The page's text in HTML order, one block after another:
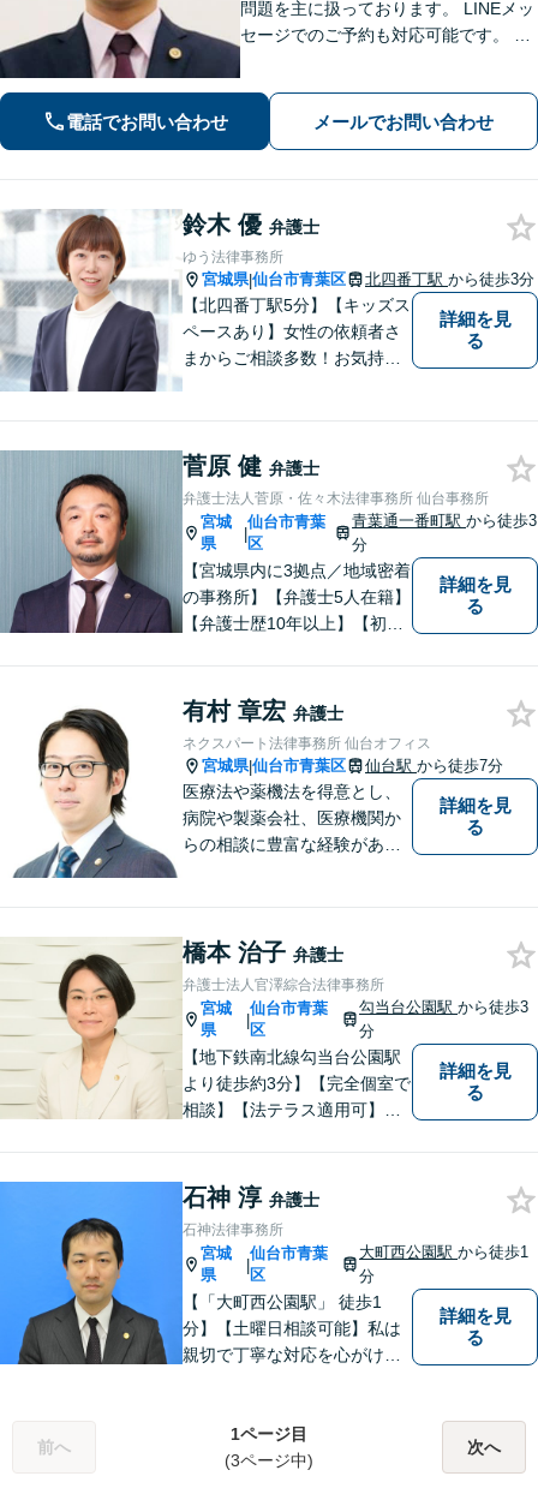
問題を主に扱っております。 LINEメッ
セージでのご予約も対応可能です。 LI
in.ee/uFqpYWb
電話でお問い合わせ メールでお問い合わせ
鈴木 優 弁護士
ゆう法律事務所
宮城県|仙台市青葉区 北四番丁駅 から徒歩3分
【北四番丁駅5分】【キッズス
ペースあり】女性の依頼者さ
まからご相談多数！お気持ち
料請求／親権・養育費【労働
問題】マタハラなど女性特有
のトラブルに迅速に対応【初
回相談無料】
詳細を見
る
菅原 健 弁護士
弁護士法人菅原・佐々木法律事務所 仙台事務所
宮城
県
|
仙台市青葉
区
青葉通一番町駅から徒歩3
分
【宮城県内に3拠点／地域密着
の事務所】【弁護士5人在籍】
【弁護士歴10年以上】【初回
いう方も、まずはお電話くだ
さい。個人や企業のあらゆる
トラブルに対応【青葉通一番
町駅1分】
詳細を見
る
有村 章宏 弁護士
ネクスパート法律事務所 仙台オフィス
宮城県|仙台市青葉区 仙台駅 から徒歩7分
医療法や薬機法を得意とし、
病院や製薬会社、医療機関か
らの相談に豊富な経験があり
ニケーション力」「リサーチ
力」をフルに用いて、真の救
済を目指します。【分割払い
可】
詳細を見
る
橋本 治子 弁護士
弁護士法人官澤綜合法律事務所
宮城
県
|
仙台市青葉
区
勾当台公園駅から徒歩3
分
【地下鉄南北線勾当台公園駅
より徒歩約3分】【完全個室で
相談】【法テラス適用可】ト
て暮らせるよう少しでも力に
なりたいと思っています。法
律問題でお困りの方はお気軽
にご相談ください。
詳細を見
る
石神 淳 弁護士
石神法律事務所
宮城
県
|
仙台市青葉
区
大町西公園駅から徒歩1
分
【「大町西公園駅」 徒歩1
分】【土曜日相談可能】私は
親切で丁寧な対応を心がけ、
援を提供しています。 依頼者
の要望を実現するため、迅速
詳細を見
る
前へ
1ページ目
(3ページ中)
次へ